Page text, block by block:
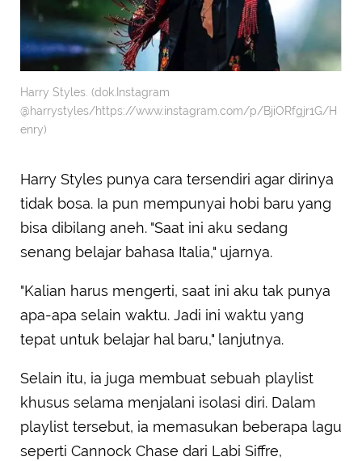
Harry Styles. (dok.Instagram
@harrystyles/https://www.instagram.com/p/BjiORfgjr1G/H
enry)
Harry Styles punya cara tersendiri agar dirinya
tidak bosa. Ia pun mempunyai hobi baru yang
bisa dibilang aneh. "Saat ini aku sedang
senang belajar bahasa Italia," ujarnya.
"Kalian harus mengerti, saat ini aku tak punya
apa-apa selain waktu. Jadi ini waktu yang
tepat untuk belajar hal baru," lanjutnya.
Selain itu, ia juga membuat sebuah playlist
khusus selama menjalani isolasi diri. Dalam
playlist tersebut, ia memasukan beberapa lagu
seperti Cannock Chase dari Labi Siffre,